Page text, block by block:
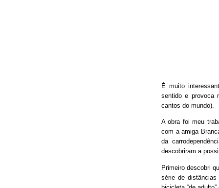
É muito
sentido e provoca
cantos do mundo).
A obra foi meu
com a amiga
da
descobriram a
Primeiro descobri
série de distâncias